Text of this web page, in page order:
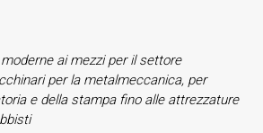
ai mezzi per il settore
per la metalmeccanica, per
e della stampa fino alle attrezzature